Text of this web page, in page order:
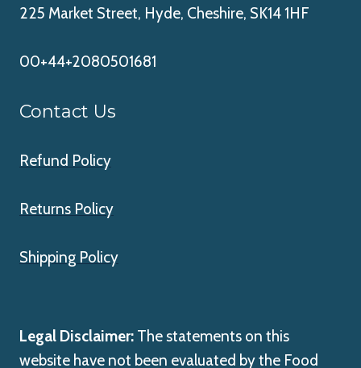
225 Market Street, Hyde, Cheshire, SK14 1HF
00+44+2080501681
Contact Us
Refund Policy
Returns Policy
Shipping Policy
Legal Disclaimer: The statements on this
website have not been evaluated by the Food